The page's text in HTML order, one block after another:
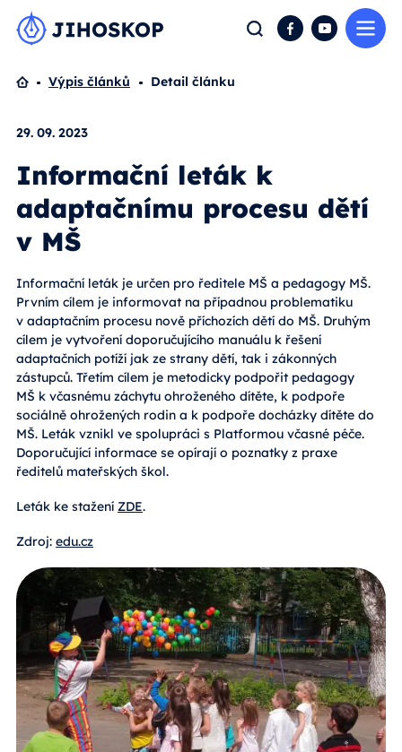
Hledat FacebookYouTube
Domů
Výpis článků Detail článku
29. 09. 2023
Informační leták k
adaptačnímu procesu dětí
v MŠ
Informační leták je určen pro ředitele MŠ a pedagogy MŠ.
Prvním cílem je informovat na případnou problematiku
v adaptačním procesu nově příchozích dětí do MŠ. Druhým
cílem je vytvoření doporučujícího manuálu k řešení
adaptačních potíží jak ze strany dětí, tak i zákonných
zástupců. Třetím cílem je metodicky podpořit pedagogy
MŠ k včasnému záchytu ohroženého dítěte, k podpoře
sociálně ohrožených rodin a k podpoře docházky dítěte do
MŠ. Leták vznikl ve spolupráci s Platformou včasné péče.
Doporučující informace se opírají o poznatky z praxe
ředitelů mateřských škol.
Leták ke stažení ZDE.
Zdroj: edu.cz